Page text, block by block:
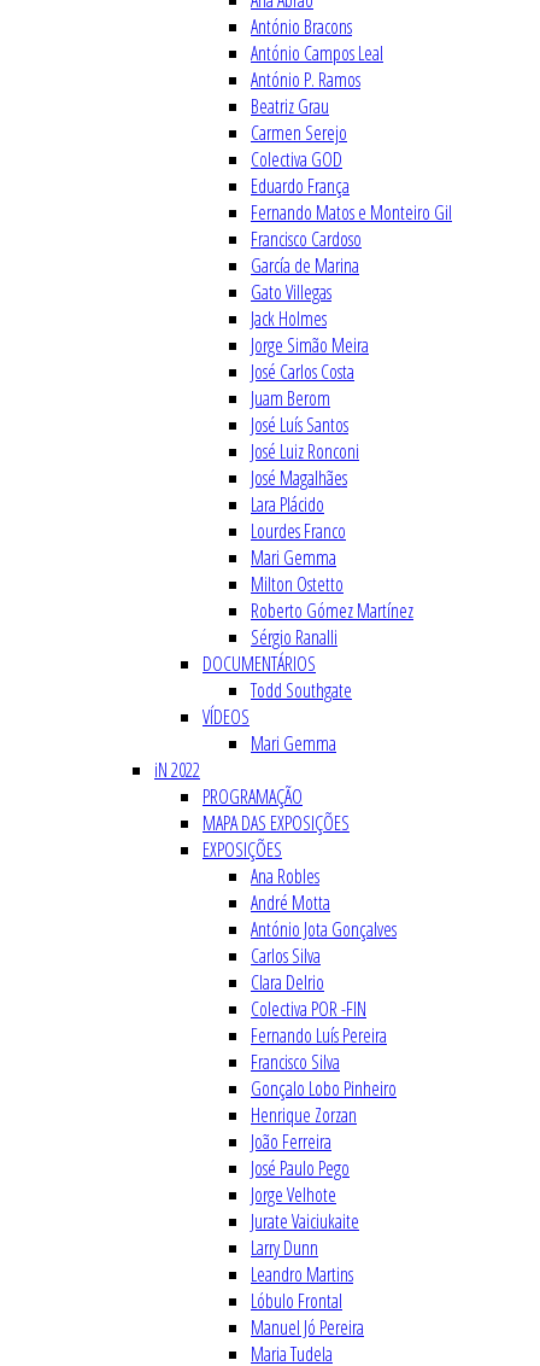
António Bracons
António Campos Leal
António P. Ramos
Beatriz Grau
Carmen Serejo
Colectiva GOD
Eduardo França
Fernando Matos e Monteiro Gil
Francisco Cardoso
García de Marina
Gato Villegas
Jack Holmes
Jorge Simão Meira
José Carlos Costa
Juam Berom
José Luís Santos
José Luiz Ronconi
José Magalhães
Lara Plácido
Lourdes Franco
Mari Gemma
Milton Ostetto
Roberto Gómez Martínez
Sérgio Ranalli
DOCUMENTÁRIOS
Todd Southgate
VÍDEOS
Mari Gemma
iN 2022
PROGRAMAÇÃO
MAPA DAS EXPOSIÇÕES
EXPOSIÇÕES
Ana Robles
André Motta
António Jota Gonçalves
Carlos Silva
Clara Delrio
Colectiva POR -FIN
Fernando Luís Pereira
Francisco Silva
Gonçalo Lobo Pinheiro
Henrique Zorzan
João Ferreira
José Paulo Pego
Jorge Velhote
Jurate Vaiciukaite
Larry Dunn
Leandro Martins
Lóbulo Frontal
Manuel Jó Pereira
Maria Tudela